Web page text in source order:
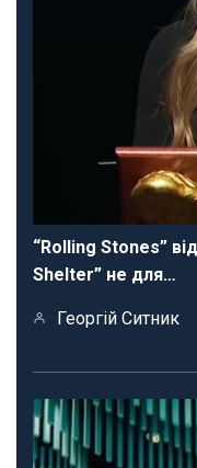
“Rolling Stones”
Shelter” не для…
Георгій Ситник